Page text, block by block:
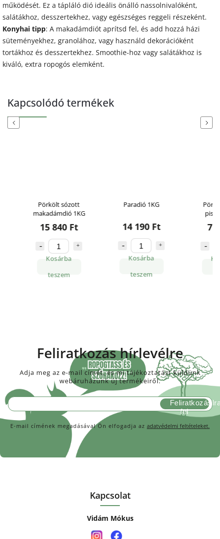
működését. Ez a tápláló dió ideális önálló nassolnivalóként,
salátákhoz, desszertekhez, vagy egészséges reggeli részeként.
Konyhai tipp: A makadámdiót aprítsd fel, és add hozzá házi
süteményekhez, granolához, vagy használd dekorációként
tortákhoz és desszertekhez. Smoothie-hoz vagy salátákhoz is
kiváló, extra ropogós elemként.
Kapcsolódó termékek
Previous
Pörkölt sózott
makadámdió 1KG
15 840 Ft
Kosárba
teszem
Paradió 1KG
14 190 Ft
Kosárba
teszem
Pörkölt
7
Next
Kapcsolat
Vidám Mókus
Feliratkozás hírlevélre
Adja meg az e-mail címét, és mi tájékoztatást küldünk
webáruházunk új termékeiről.
E-mail címének megadásával Ön elfogadja az adatvédelmi feltételeket.
Feliratkozás